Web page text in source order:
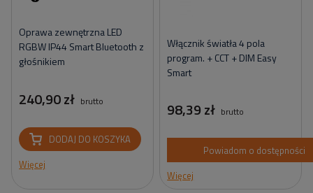
Oprawa zewnętrzna LED
RGBW IP44 Smart Bluetooth z
głośnikiem
240,90 zł brutto
DODAJ DO KOSZYKA
Więcej
Włącznik światła 4 pola
program. + CCT + DIM Easy
Smart
98,39 zł brutto
Powiadom o dostępności
Więcej